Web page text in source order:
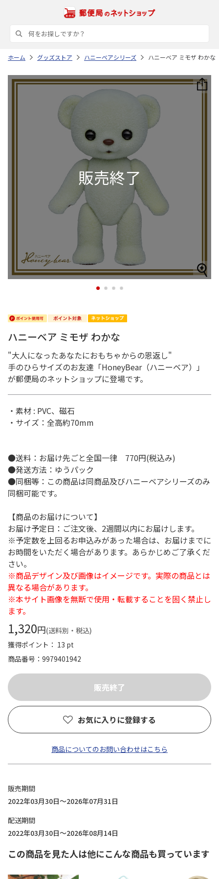
ホーム グッズストア ハニーベアシリーズ ハニーベア ミモザ わかな
1 2 3 4
ハニーベア ミモザ わかな
"大人になったあなたにおもちゃからの恩返し"
手のひらサイズのお友達「HoneyBear（ハニーベア）」
が郵便局のネットショップに登場です。
・素材 : PVC、磁石
・サイズ：全高約70mm
●送料：お届け先ごと全国一律 770円(税込み)
●発送方法：ゆうパック
●同梱等：この商品は同商品及びハニーベアシリーズのみ
同梱可能です。
【商品のお届けについて】
お届け予定日：ご注文後、2週間以内にお届けします。
※予定数を上回るお申込みがあった場合は、お届けまでに
お時間をいただく場合があります。あらかじめご了承くだ
さい。
※商品デザイン及び画像はイメージです。実際の商品とは
異なる場合があります。
※本サイト画像を無断で使用・転載することを固く禁止し
ます。
1,320円(送料別・税込)
獲得ポイント： 13 pt
商品番号
9979401942
お気に入りに登録する
商品についてのお問い合わせはこちら
販売期間
2022年03月30日～2026年07月31日
配送期間
2022年03月30日～2026年08月14日
この商品を見た人は他にこんな商品も買っています